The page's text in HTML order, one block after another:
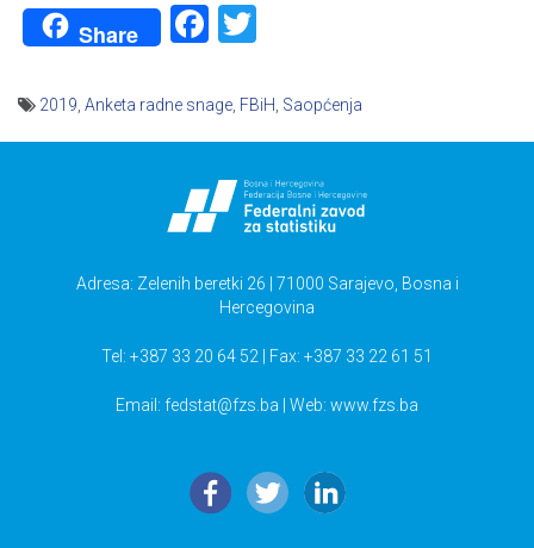
Share Facebook
2019 Anketa radne snage FBiH Saopćenja
Adresa: Zelenih beretki 26 | 71000 Sarajevo, Bosna i
Hercegovina
Tel: +387 33 20 64 52 | Fax: +387 33 22 61 51
Email: fedstat@fzs.ba | Web: www.fzs.ba